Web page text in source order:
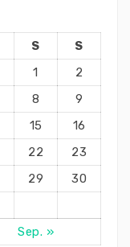
S
S
1
2
8
9
15
16
22
23
29
30
Sep. »